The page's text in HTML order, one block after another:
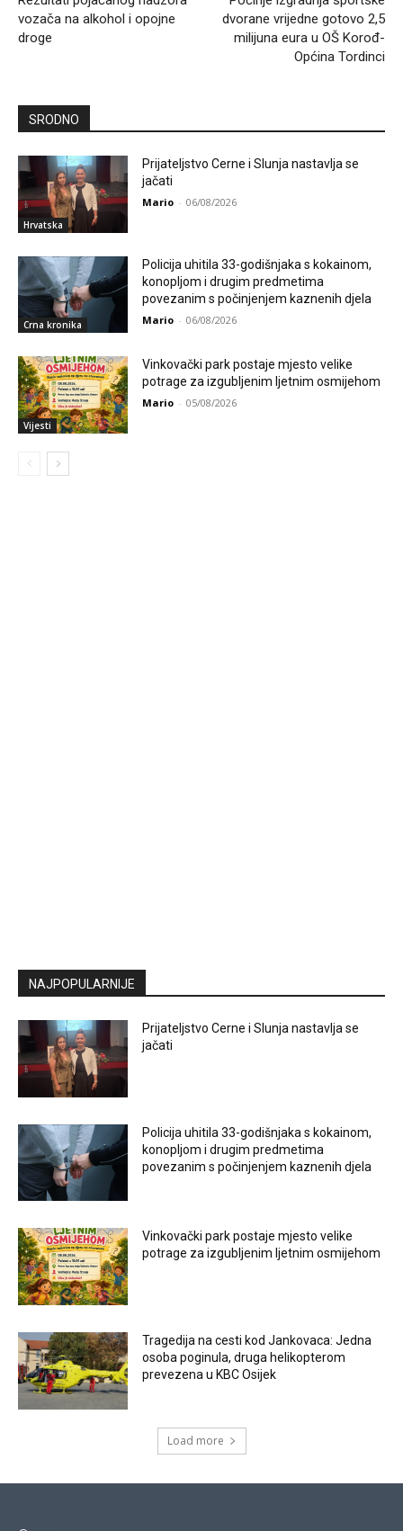
vozača na alkohol i opojne
droge
dvorane vrijedne gotovo 2,5
milijuna eura u OŠ Korođ-
Općina Tordinci
SRODNO
Hrvatska
Prijateljstvo Cerne i Slunja nastavlja se
jačati
Mario - 06/08/2026
Crna kronika
Policija uhitila 33-godišnjaka s kokainom,
konopljom i drugim predmetima
povezanim s počinjenjem kaznenih djela
Mario - 06/08/2026
Vijesti
Vinkovački park postaje mjesto velike
potrage za izgubljenim ljetnim osmijehom
Mario - 05/08/2026
NAJPOPULARNIJE
Prijateljstvo Cerne i Slunja nastavlja se
jačati
Policija uhitila 33-godišnjaka s kokainom,
konopljom i drugim predmetima
povezanim s počinjenjem kaznenih djela
Vinkovački park postaje mjesto velike
potrage za izgubljenim ljetnim osmijehom
Tragedija na cesti kod Jankovaca: Jedna
osoba poginula, druga helikopterom
prevezena u KBC Osijek
Load more